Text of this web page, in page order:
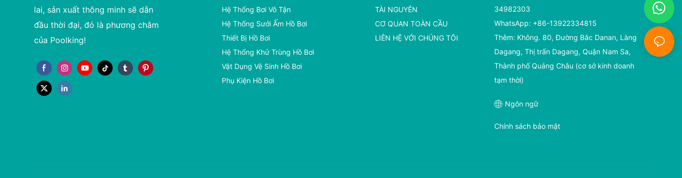
lai, sản xuất thông minh sẽ dẫn
đầu thời đại, đó là phương châm
của Poolking!
Hệ Thống Bơi Vô Tận
Hệ Thống Sưởi Ấm Hồ Bơi
Thiết Bị Hồ Bơi
Hệ Thống Khử Trùng Hồ Bơi
Vật Dụng Vệ Sinh Hồ Bơi
Phụ Kiện Hồ Bơi
TÀI NGUYÊN
CƠ QUAN TOÀN CẦU
LIÊN HỆ VỚI CHÚNG TÔI
34982303
WhatsApp: +86-13922334815
Thêm: Không. 80, Đường Bắc Danan, Làng
Dagang, Thị trấn Dagang, Quận Nam Sa,
Thành phố Quảng Châu (cơ sở kinh doanh
tạm thời)
Ngôn ngữ
Chính sách bảo mật